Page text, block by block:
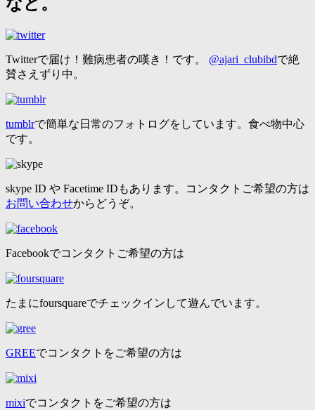
Twitterで届け！難病患者の嘆き！です。 @ajari_clubibdで絶
賛さえずり中。
tumblrで簡単な日常のフォトログをしています。食べ物中心
です。
skype ID や Facetime IDもあります。コンタクトご希望の方は
お問い合わせからどうぞ。
Facebookでコンタクトご希望の方は
たまにfoursquareでチェックインして遊んでいます。
GREEでコンタクトをご希望の方は
mixiでコンタクトをご希望の方は